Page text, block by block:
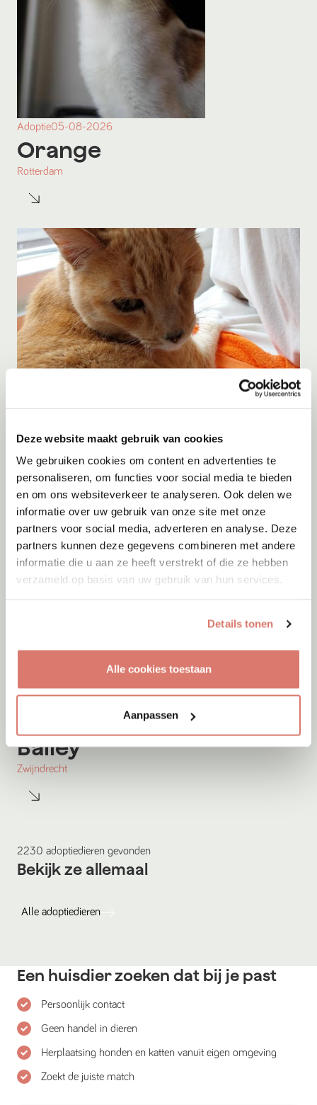
Deze website maakt gebruik van cookies
We gebruiken cookies om content en advertenties te
personaliseren, om functies voor social media te bieden
en om ons websiteverkeer te analyseren. Ook delen we
informatie over uw gebruik van onze site met onze
partners voor social media, adverteren en analyse. Deze
partners kunnen deze gegevens combineren met andere
informatie die u aan ze heeft verstrekt of die ze hebben
verzameld op basis van uw gebruik van hun services.
Details tonen
Alle cookies toestaan
Aanpassen
Adoptie05-08-2026
Orange
Rotterdam
Sep
Zwartewaal
Bailey
Zwijndrecht
2230 adoptiedieren gevonden
Bekijk ze allemaal
Alle adoptiedieren
Een huisdier zoeken dat bij je past
Persoonlijk contact
Geen handel in dieren
Herplaatsing honden en katten vanuit eigen omgeving
Zoekt de juiste match